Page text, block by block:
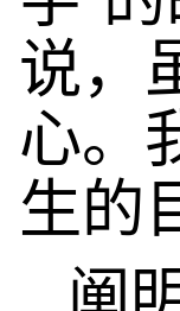
说，
心。
生的